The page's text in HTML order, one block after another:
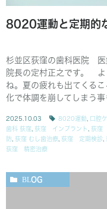
8020運動と定期的
杉並区荻窪の歯科医院
院長の定村正之です。 よ
ね。夏の疲れも出てくる
化で体調を崩してしまう
2025.10.03 8020運動 口腔
歯科 荻窪
荻窪 インプラント 荻窪
防 荻窪 むし歯治療 荻窪 定期検診
荻窪 精密治療
BLOG